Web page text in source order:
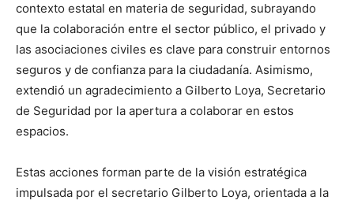
contexto estatal en materia de seguridad, subrayando
que la colaboración entre el sector público, el privado y
las asociaciones civiles es clave para construir entornos
seguros y de confianza para la ciudadanía. Asimismo,
extendió un agradecimiento a Gilberto Loya, Secretario
de Seguridad por la apertura a colaborar en estos
espacios.
Estas acciones forman parte de la visión estratégica
impulsada por el secretario Gilberto Loya, orientada a la